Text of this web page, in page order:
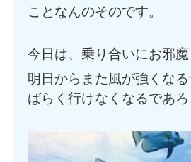
ことなんのそのです。
今日は、乗り合いにお邪魔
明日からまた風が強くな
ばらく行けなくなるであろ